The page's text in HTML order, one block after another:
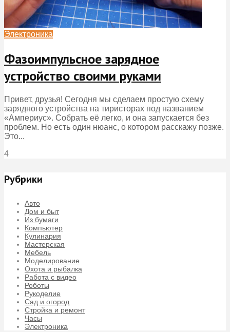
Электроника
Фазоимпульсное зарядное
устройство своими руками
Привет, друзья! Сегодня мы сделаем простую схему
зарядного устройства на тиристорах под названием
«Ампериус». Собрать её легко, и она запускается без
проблем. Но есть один нюанс, о котором расскажу позже.
Это...
4
Рубрики
Авто
Дом и быт
Из бумаги
Компьютер
Кулинария
Мастерская
Мебель
Моделирование
Охота и рыбалка
Работа с видео
Роботы
Рукоделие
Сад и огород
Стройка и ремонт
Часы
Электроника